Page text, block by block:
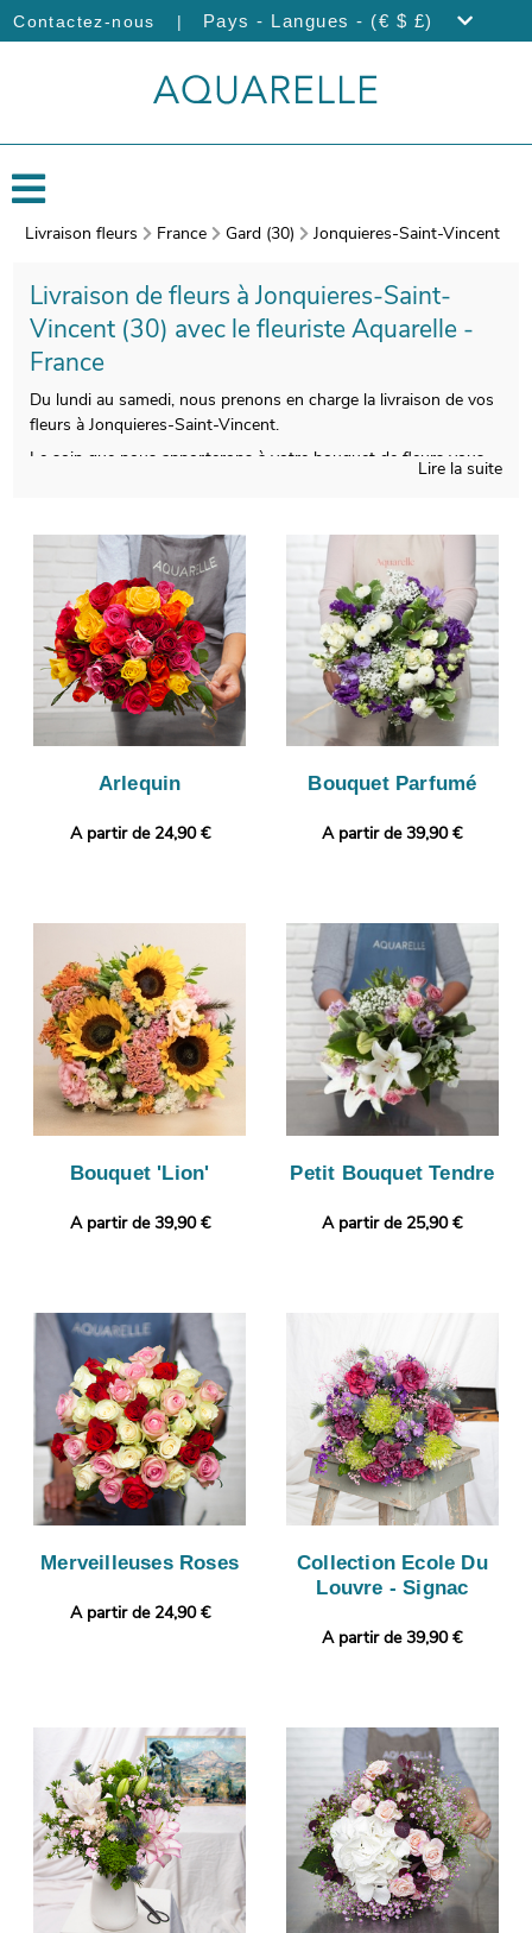
Contactez-nous | Pays - Langues - (€ $ £)
Livraison fleurs France Gard (30) Jonquieres-Saint-Vincent
Livraison de fleurs à Jonquieres-Saint-
Vincent (30) avec le fleuriste Aquarelle -
France
Du lundi au samedi, nous prenons en charge la livraison de vos
fleurs à Jonquieres-Saint-Vincent.
Le soin que nous apporterons à votre bouquet de fleurs vous
photographie de votre bouquet sera prise. Nous vous
enverrons ensuite cette photographie afin que vous puissiez
jeter un coup d’œil à votre composition florale. La livraison sera
ensuite lancée. Notre petit plus ? Gratuitement et en quelques
clics, vous pourrez ajouter une photo ou un message à votre
commande.
Lire la suite
Arlequin
A partir de 24,90 €
Bouquet Parfumé
A partir de 39,90 €
Bouquet 'Lion'
A partir de 39,90 €
Petit Bouquet Tendre
A partir de 25,90 €
Merveilleuses Roses
A partir de 24,90 €
Collection Ecole Du
Louvre - Signac
A partir de 39,90 €